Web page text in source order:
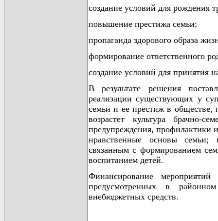
создание условий для рождения
повышение престижа семьи;
пропаганда здорового образа
формирование ответственного
создание условий для принятия
В результате решения
реализации существующих у
семьи и ее престиж в обществе,
возрастет культура брачно-
предупреждения, профилактики
нравственные основы семьи;
связанным с формированием
воспитанием детей.
Финансирование
предусмотренных в
внебюджетных средств.